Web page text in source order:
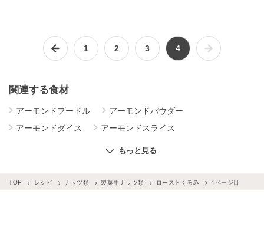
1 2 3 4
関連する食材
アーモンドプードル
アーモンドパウダー
アーモンドダイス
アーモンドスライス
もっと見る
TOP レシピ ナッツ類 製菓用ナッツ類 ローストくるみ 4ページ目